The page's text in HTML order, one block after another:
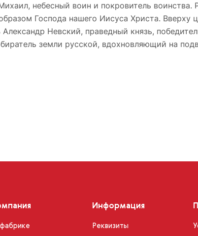
небесный воин и покровитель
Господа нашего Иисуса Христа.
Александр Невский, праведный князь,
земли русской, вдохновляющий на
Информация
Реквизиты